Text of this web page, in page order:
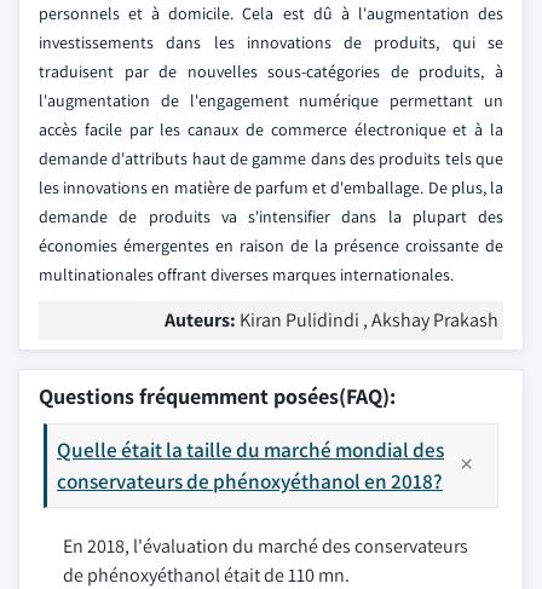
personnels et à domicile. Cela est dû à l'augmentation des
investissements dans les innovations de produits, qui se
traduisent par de nouvelles sous-catégories de produits, à
l'augmentation de l'engagement numérique permettant un
accès facile par les canaux de commerce électronique et à la
demande d'attributs haut de gamme dans des produits tels que
les innovations en matière de parfum et d'emballage. De plus, la
demande de produits va s'intensifier dans la plupart des
économies émergentes en raison de la présence croissante de
multinationales offrant diverses marques internationales.
Auteurs: Kiran Pulidindi , Akshay Prakash
Questions fréquemment posées(FAQ):
Quelle était la taille du marché mondial des
conservateurs de phénoxyéthanol en 2018?
En 2018, l'évaluation du marché des conservateurs
de phénoxyéthanol était de 110 mn.